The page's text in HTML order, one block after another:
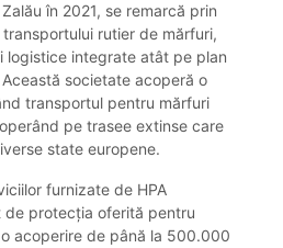
în 2021, se remarcă prin
rutier de mărfuri,
logistice integrate atât pe plan
societate acoperă o
transportul pentru mărfuri
pe trasee extinse care
state europene.
furnizate de HPA
protecția oferită pentru
acoperire de până la 500.000